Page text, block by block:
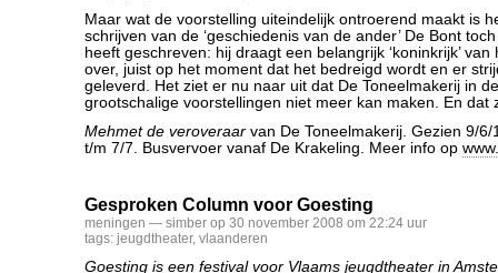
Maar wat de voorstelling uiteindelijk ontroerend maakt is
schrijven van de ‘geschiedenis van de ander’ De Bont
heeft geschreven: hij draagt een belangrijk ‘koninkrijk’
over, juist op het moment dat het bedreigd wordt en er
geleverd. Het ziet er nu naar uit dat De Toneelmakerij in
grootschalige voorstellingen niet meer kan maken. En dat
Mehmet de veroveraar van De Toneelmakerij. Gezien 9/6/
t/m 7/7. Busvervoer vanaf De Krakeling. Meer info op
Gesproken Column voor Goesting
meningen — simber op 30 november 2008 om 22:24 uur
tags: jeugdtheater, vlaanderen
Goesting is een festival voor Vlaams jeugdtheater in